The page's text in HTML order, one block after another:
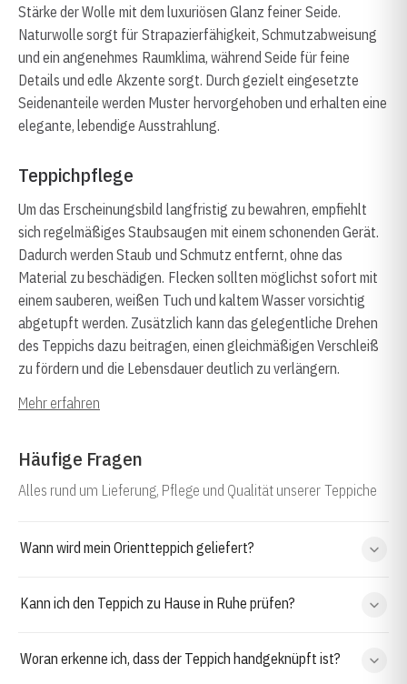
Stärke der Wolle mit dem luxuriösen Glanz feiner Seide.
Naturwolle sorgt für Strapazierfähigkeit, Schmutzabweisung
und ein angenehmes Raumklima, während Seide für feine
Details und edle Akzente sorgt. Durch gezielt eingesetzte
Seidenanteile werden Muster hervorgehoben und erhalten eine
elegante, lebendige Ausstrahlung.
Teppichpflege
Um das Erscheinungsbild langfristig zu bewahren, empfiehlt
sich regelmäßiges Staubsaugen mit einem schonenden Gerät.
Dadurch werden Staub und Schmutz entfernt, ohne das
Material zu beschädigen. Flecken sollten möglichst sofort mit
einem sauberen, weißen Tuch und kaltem Wasser vorsichtig
abgetupft werden. Zusätzlich kann das gelegentliche Drehen
des Teppichs dazu beitragen, einen gleichmäßigen Verschleiß
zu fördern und die Lebensdauer deutlich zu verlängern.
Mehr erfahren
Häufige Fragen
Alles rund um Lieferung, Pflege und Qualität unserer Teppiche
Wann wird mein Orientteppich geliefert?
Kann ich den Teppich zu Hause in Ruhe prüfen?
Woran erkenne ich, dass der Teppich handgeknüpft ist?